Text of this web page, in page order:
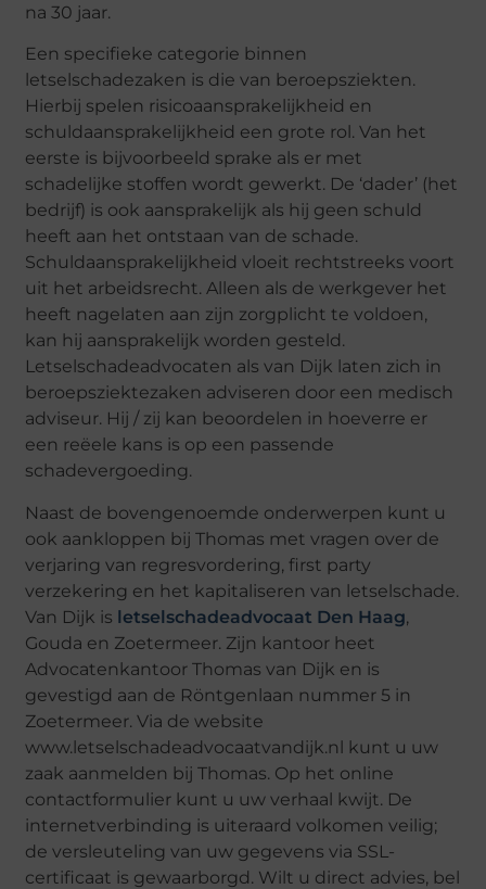
na 30 jaar.
Een specifieke categorie binnen
letselschadezaken is die van beroepsziekten.
Hierbij spelen risicoaansprakelijkheid en
schuldaansprakelijkheid een grote rol. Van het
eerste is bijvoorbeeld sprake als er met
schadelijke stoffen wordt gewerkt. De ‘dader’ (het
bedrijf) is ook aansprakelijk als hij geen schuld
heeft aan het ontstaan van de schade.
Schuldaansprakelijkheid vloeit rechtstreeks voort
uit het arbeidsrecht. Alleen als de werkgever het
heeft nagelaten aan zijn zorgplicht te voldoen,
kan hij aansprakelijk worden gesteld.
Letselschadeadvocaten als van Dijk laten zich in
beroepsziektezaken adviseren door een medisch
adviseur. Hij / zij kan beoordelen in hoeverre er
een reëele kans is op een passende
schadevergoeding.
Naast de bovengenoemde onderwerpen kunt u
ook aankloppen bij Thomas met vragen over de
verjaring van regresvordering, first party
verzekering en het kapitaliseren van letselschade.
Van Dijk is letselschadeadvocaat Den Haag,
Gouda en Zoetermeer. Zijn kantoor heet
Advocatenkantoor Thomas van Dijk en is
gevestigd aan de Röntgenlaan nummer 5 in
Zoetermeer. Via de website
www.letselschadeadvocaatvandijk.nl kunt u uw
zaak aanmelden bij Thomas. Op het online
contactformulier kunt u uw verhaal kwijt. De
internetverbinding is uiteraard volkomen veilig;
de versleuteling van uw gegevens via SSL-
certificaat is gewaarborgd. Wilt u direct advies, bel